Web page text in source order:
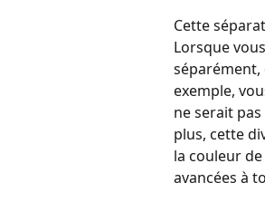
Cette
Lorsque
exemple,
ne serait
plus, cette
la couleur
avancées à